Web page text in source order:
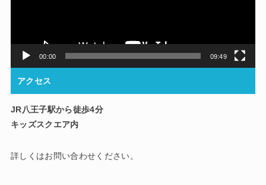
00:00 09:49
アクセス
JR八王子駅から徒歩4分
キッズスクエア内
詳しくはお問い合わせください。